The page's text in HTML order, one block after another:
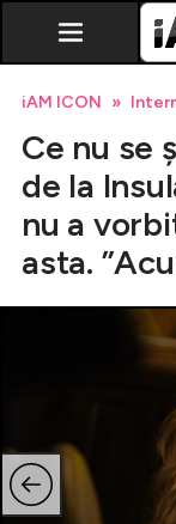
iAM ICON
Ce nu se
de la
nu a
asta.